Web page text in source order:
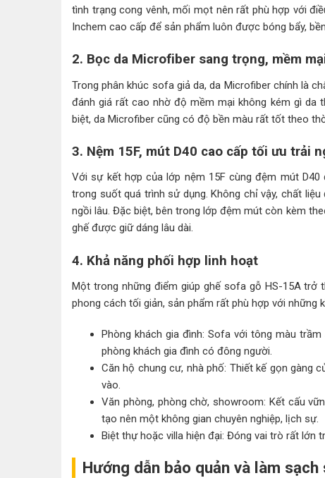
tình trạng cong vênh, mối mọt nên rất phù hợp với
Inchem cao cấp để sản phẩm luôn được bóng bẩy,
2. Bọc da Microfiber sang trọng, mềm
Trong phân khúc sofa giả da, da Microfiber chính là
đánh giá rất cao nhờ độ mềm mại không kém gì da
biệt, da Microfiber cũng có độ bền màu rất tốt theo
3. Nệm 15F, mút D40 cao cấp tối ưu trải
Với sự kết hợp của lớp nệm 15F cùng đệm mút D40
trong suốt quá trình sử dụng. Không chỉ vậy, chất
ngồi lâu. Đặc biệt, bên trong lớp đệm mút còn kèm
ghế được giữ dáng lâu dài.
4. Khả năng phối hợp linh hoạt
Một trong những điểm giúp ghế sofa gỗ HS-15A trở
phong cách tối giản, sản phẩm rất phù hợp với những
Phòng khách gia đình: Sofa với tông màu
phòng khách gia đình có đông người.
Căn hộ chung cư, nhà phố: Thiết kế gọn gàng
vào.
Văn phòng, phòng chờ, showroom: Kết cấu
tạo nên một không gian chuyên nghiệp, lịch sự.
Biệt thự hoặc villa hiện đại: Đóng vai trò rất lớn
Hướng dẫn bảo quản và làm